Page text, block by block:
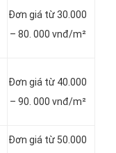
Đơn giá từ 30.000
– 80. 000 vnđ/m²
Đơn giá từ 40.000
– 90. 000 vnđ/m²
Đơn giá từ 50.000